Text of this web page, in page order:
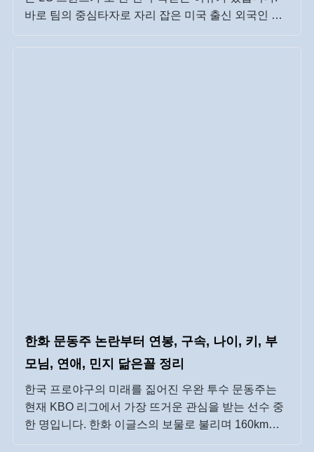
바로 팀의 중심타자로 자리 잡은 미국 출신 외국인 선
수 ‘오스틴 딘’의 끊임없는 성장과 활약 덕분인데요.
2023년 첫 입성 당시엔 기대 반, 의문 반이었지만, 이
한화 문동주 논란부터 연봉, 구속, 나이, 키, 부
모님, 연애, 민지 닮은꼴 정리
한국 프로야구의 미래를 짊어진 우완 투수 문동주는
현재 KBO 리그에서 가장 뜨거운 관심을 받는 선수 중
한 명입니다. 한화 이글스의 보물로 불리며 160km가
넘는 광속구를 던지는 그의 등장은 야구 팬들을 열광